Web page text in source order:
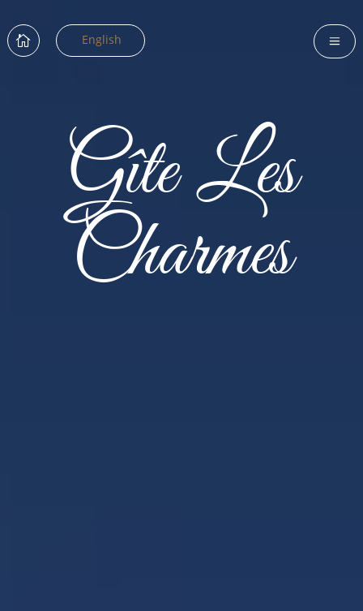
 English a
Gîte Les
Charmes